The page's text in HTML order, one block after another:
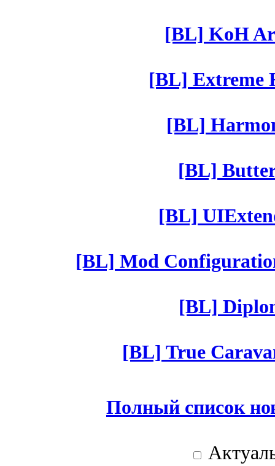
[BL] KoH
[BL] Extreme
[BL]
[BL]
[BL]
[BL] Mod
[BL]
[BL] True
Полный список